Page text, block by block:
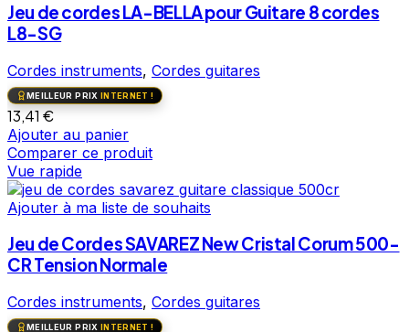
Jeu de cordes LA-BELLA pour Guitare 8 cordes
L8-SG
Cordes instruments, Cordes guitares
MEILLEUR PRIX INTERNET !
13,41€
Ajouter au panier
Comparer ce produit
Vue rapide
Ajouter à ma liste de souhaits
Jeu de Cordes SAVAREZ New Cristal Corum 500-
CR Tension Normale
Cordes instruments, Cordes guitares
MEILLEUR PRIX INTERNET !